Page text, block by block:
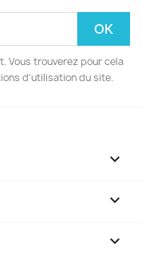
Vous trouverez pour cela
d'utilisation du site.


